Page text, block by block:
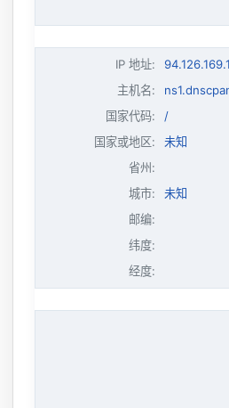
IP 地址:
94.126.169.1
主机名:
国家代码:
/
国家或地区:
未知
省州:
城市:
未知
邮编:
纬度:
经度: